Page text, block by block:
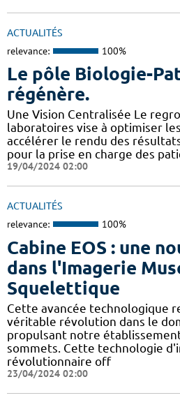
ACTUALITÉS
relevance: 100%
Le pôle Biologie-
régénère.
Une Vision Centralisée Le
laboratoires vise à optimiser
accélérer le rendu des
pour la prise en charge des
19/04/2024 02:00
ACTUALITÉS
relevance: 100%
Cabine EOS : une
dans l'Imagerie
Squelettique
Cette avancée technologique
véritable révolution dans le
propulsant notre
sommets. Cette technologie
révolutionnaire off
23/04/2024 02:00